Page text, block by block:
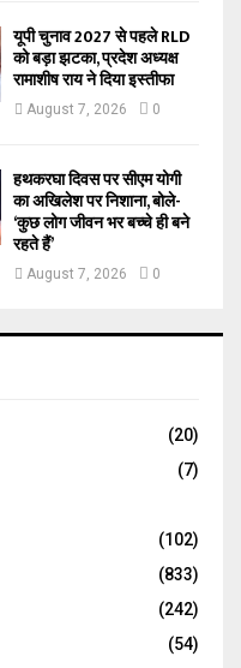
यूपी चुनाव 2027 से पहले RLD
को बड़ा झटका, प्रदेश अध्यक्ष
रामाशीष राय ने दिया इस्तीफा
August 7, 2026 0
हथकरघा दिवस पर सीएम योगी
का अखिलेश पर निशाना, बोले-
‘कुछ लोग जीवन भर बच्चे ही बने
रहते हैं’
August 7, 2026 0
(20)
(7)
(102)
(833)
(242)
(54)